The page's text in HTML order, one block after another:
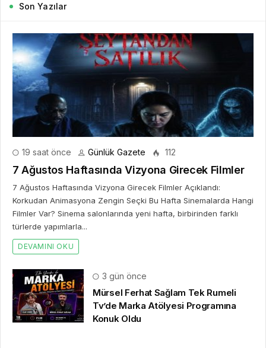
Son Yazılar
19 saat önce Günlük Gazete 112
7 Ağustos Haftasında Vizyona Girecek Filmler
7 Ağustos Haftasında Vizyona Girecek Filmler Açıklandı:
Korkudan Animasyona Zengin Seçki Bu Hafta Sinemalarda Hangi
Filmler Var? Sinema salonlarında yeni hafta, birbirinden farklı
türlerde yapımlarla...
DEVAMINI OKU
3 gün önce
Mürsel Ferhat Sağlam Tek Rumeli
Tv’de Marka Atölyesi Programına
Konuk Oldu